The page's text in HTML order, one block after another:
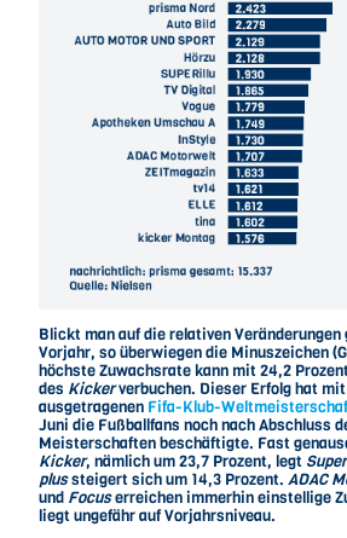
Blickt man auf die relativen Veränderungen
Vorjahr, so überwiegen die Minuszeichen
höchste Zuwachsrate kann mit 24,2
des Kickerverbuchen. Dieser Erfolg hat
ausgetragenen Fifa-Klub-
Juni die Fußballfans noch nach Abschluss
Meisterschaften beschäftigte. Fast
Kicker, nämlich um 23,7 Prozent, legt
plussteigert sich um 14,3 Prozent. ADAC
und Focuserreichen immerhin einstellige
liegt ungefähr auf Vorjahrsniveau.